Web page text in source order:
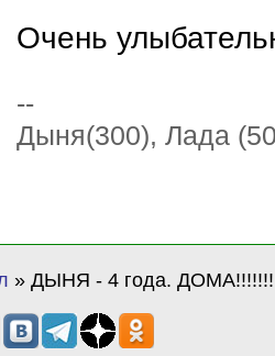
Очень
--
Дыня(300), Лада
» ДЫНЯ - 4 года.